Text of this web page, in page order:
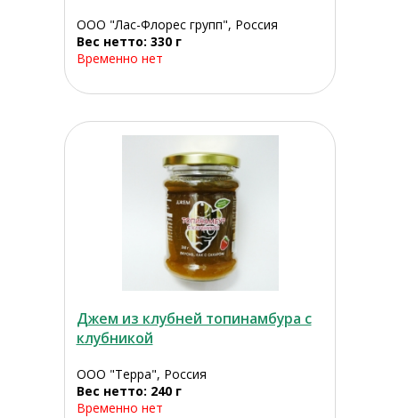
ООО "Лас-Флорес групп", Россия
Вес нетто: 330 г
Временно нет
Джем из клубней топинамбура с
клубникой
ООО "Терра", Россия
Вес нетто: 240 г
Временно нет